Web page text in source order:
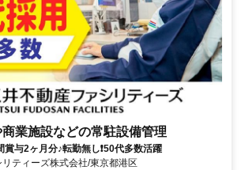
業施設などの常駐設備管理
与2ヶ月分♪転勤無し❗50代多数活躍
ティーズ株式会社/東京都港区